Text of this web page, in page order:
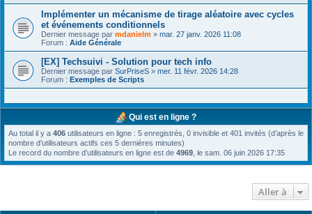
Implémenter un mécanisme de tirage aléatoire avec cycles
et événements conditionnels
Dernier message par mdanielm » mar. 27 janv. 2026 11:08
Forum : Aide Générale
[EX] Techsuivi - Solution pour tech info
Dernier message par SurPriseS » mer. 11 févr. 2026 14:28
Forum : Exemples de Scripts
Qui est en ligne ?
Au total il y a 406 utilisateurs en ligne : 5 enregistrés, 0 invisible et 401 invités (d’après le
nombre d’utilisateurs actifs ces 5 dernières minutes)
Le record du nombre d’utilisateurs en ligne est de 4969 , le sam. 06 juin 2026 17:35
Aller à